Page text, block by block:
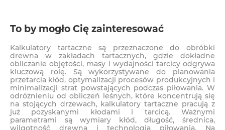
Kalkulatory tartaczne są przeznaczone do obróbki
drewna w zakładach tartacznych, gdzie dokładne
obliczanie objętości, masy i wydajności tarcicy odgrywa
kluczową rolę. Są wykorzystywane do planowania
przetarcia kłód, optymalizacji procesów produkcyjnych i
minimalizacji strat powstających podczas piłowania. W
odróżnieniu od obliczeń leśnych, które koncentrują się
na stojących drzewach, kalkulatory tartaczne pracują z
już pozyskanymi kłodami i tarcicą. Ważnymi
parametrami są wymiary kłód, długość, średnica,
wilgotność drewna i technologia piłowania. Na
To by mogło Cię zainteresować